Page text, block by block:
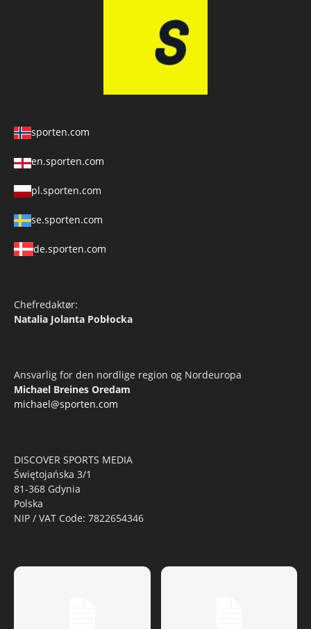
sporten.com
en.sporten.com
pl.sporten.com
se.sporten.com
de.sporten.com
Chefredaktør:
Natalia Jolanta Pobłocka
Ansvarlig for den nordlige region og Nordeuropa
Michael Breines Oredam
michael@sporten.com
DISCOVER SPORTS MEDIA
Świętojańska 3/1
81-368 Gdynia
Polska
NIP / VAT Code: 7822654346